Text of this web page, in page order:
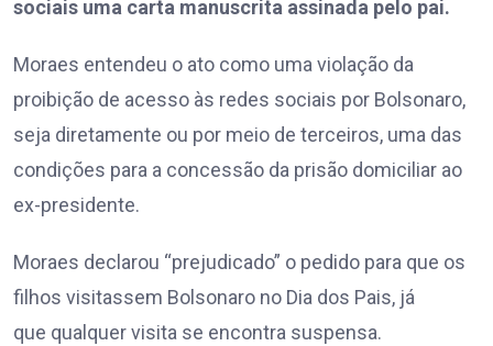
sociais uma carta manuscrita assinada pelo pai.
Moraes entendeu o ato como uma violação da
proibição de acesso às redes sociais por Bolsonaro,
seja diretamente ou por meio de terceiros, uma das
condições para a concessão da prisão domiciliar ao
ex-presidente.
Moraes declarou “prejudicado” o pedido para que os
filhos visitassem Bolsonaro no Dia dos Pais, já
que qualquer visita se encontra suspensa.